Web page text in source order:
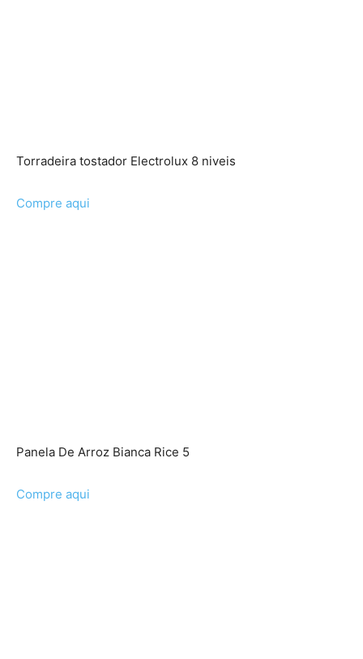
Torradeira tostador Electrolux 8 niveis
Compre aqui
Panela De Arroz Bianca Rice 5
Compre aqui